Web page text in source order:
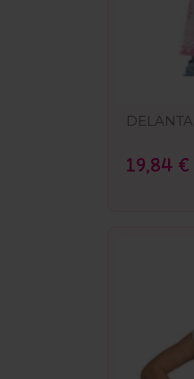
19,84 €